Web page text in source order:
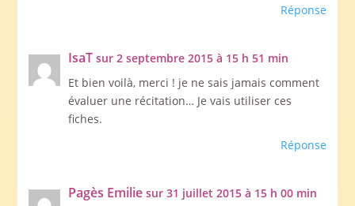
Réponse
IsaT sur 2 septembre 2015 à 15 h 51 min
Et bien voilà, merci ! je ne sais jamais comment
évaluer une récitation… Je vais utiliser ces
fiches.
Réponse
Pagès Emilie sur 31 juillet 2015 à 15 h 00 min